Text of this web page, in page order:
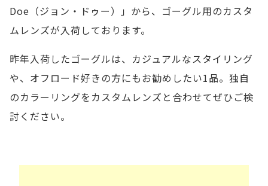
Doe（ジョン・ドゥー）」から、ゴーグル用のカスタ
ムレンズが入荷しております。
昨年入荷したゴーグルは、カジュアルなスタイリング
や、オフロード好きの方にもお勧めしたい1品。独自
のカラーリングをカスタムレンズと合わせてぜひご検
討ください。